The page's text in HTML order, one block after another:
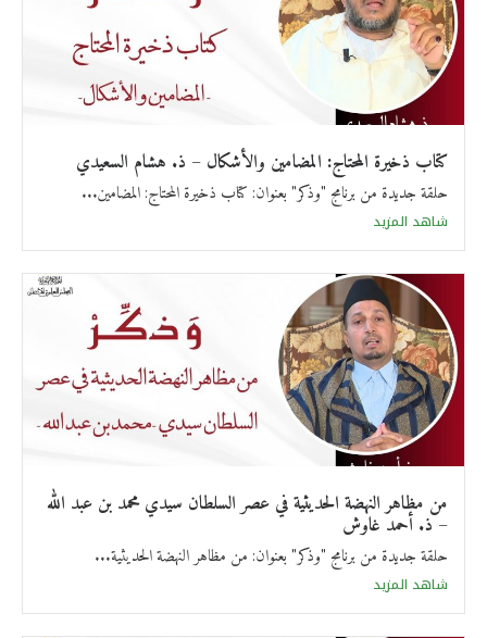
كتاب ذخيرة المحتاج: المضامين والأشكال – ذ. هشام السعيدي
حلقة جديدة من برنامج "وذكر" بعنوان: كتاب ذخيرة المحتاج: المضامين...
شاهد المزيد
من مظاهر النهضة الحديثية في عصر السلطان سيدي محمد بن عبد الله
– ذ. أحمد غاوش
حلقة جديدة من برنامج "وذكر" بعنوان: من مظاهر النهضة الحديثية...
شاهد المزيد